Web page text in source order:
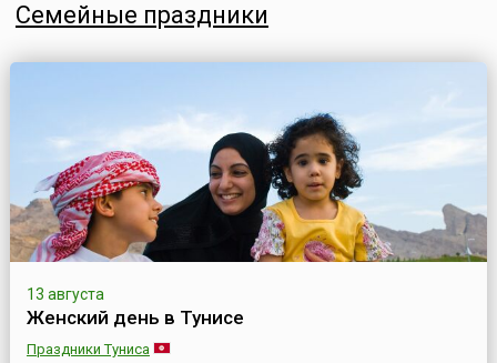
Семейные праздники
13 августа
Женский день в Тунисе
Праздники Туниса